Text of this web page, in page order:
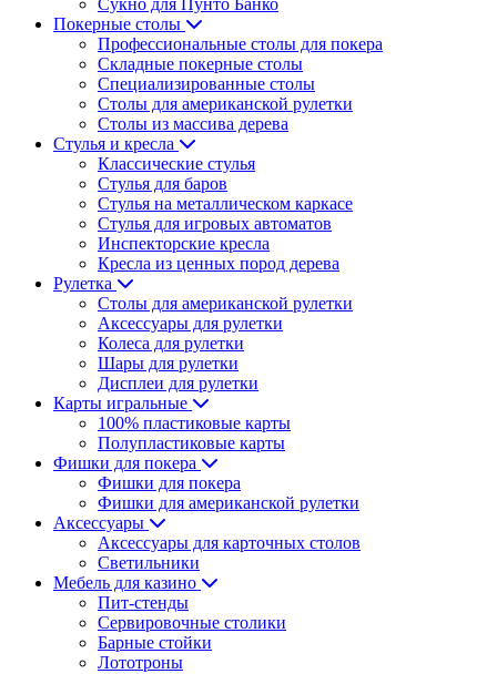
Сукно для Пунто Банко
Покерные столы
Профессиональные столы для покера
Складные покерные столы
Специализированные столы
Столы для американской рулетки
Столы из массива дерева
Стулья и кресла
Классические стулья
Стулья для баров
Стулья на металлическом каркасе
Стулья для игровых автоматов
Инспекторские кресла
Кресла из ценных пород дерева
Рулетка
Столы для американской рулетки
Аксессуары для рулетки
Колеса для рулетки
Шары для рулетки
Дисплеи для рулетки
Карты игральные
100% пластиковые карты
Полупластиковые карты
Фишки для покера
Фишки для покера
Фишки для американской рулетки
Аксессуары
Аксессуары для карточных столов
Светильники
Мебель для казино
Пит-стенды
Сервировочные столики
Барные стойки
Лототроны